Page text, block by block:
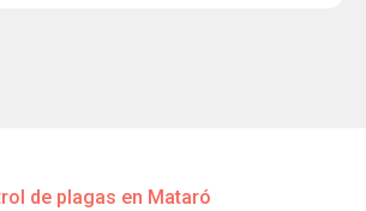
de plagas en Mataró